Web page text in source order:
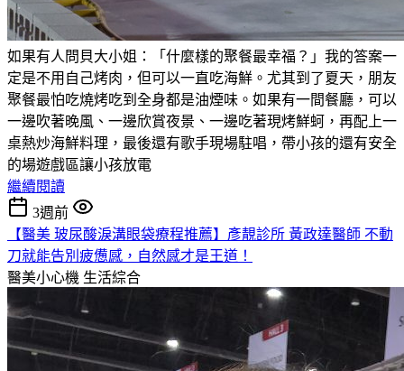
如果有人問貝大小姐：「什麼樣的聚餐最幸福？」我的答案一
定是不用自己烤肉，但可以一直吃海鮮。尤其到了夏天，朋友
聚餐最怕吃燒烤吃到全身都是油煙味。如果有一間餐廳，可以
一邊吹著晚風、一邊欣賞夜景、一邊吃著現烤鮮蚵，再配上一
桌熱炒海鮮料理，最後還有歌手現場駐唱，帶小孩的還有安全
的場遊戲區讓小孩放電
繼續閱讀
3週前
【醫美 玻尿酸淚溝眼袋療程推薦】彥靚診所 黃政達醫師 不動
刀就能告別疲憊感，自然感才是王道！
醫美小心機 生活綜合